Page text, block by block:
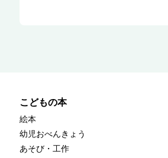
こどもの本
絵本
幼児おべんきょう
あそび・工作